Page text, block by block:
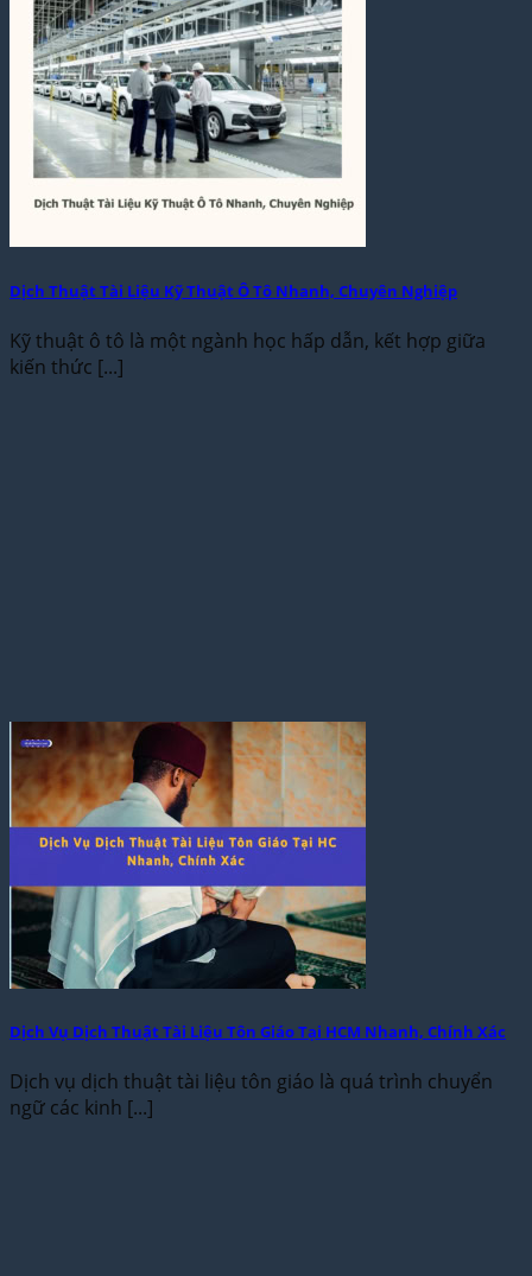
Dịch Thuật Tài Liệu Kỹ Thuật Ô Tô Nhanh, Chuyên Nghiệp
Kỹ thuật ô tô là một ngành học hấp dẫn, kết hợp giữa
kiến thức [...]
Dịch Vụ Dịch Thuật Tài Liệu Tôn Giáo Tại HCM Nhanh, Chính Xác
Dịch vụ dịch thuật tài liệu tôn giáo là quá trình chuyển
ngữ các kinh [...]